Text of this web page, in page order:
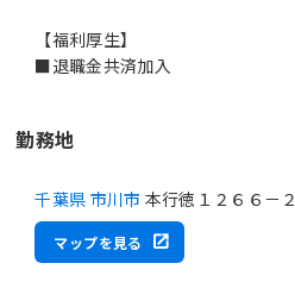
【福利厚生】
勤務地
千葉県 市川市 本行徳１２６６－２
マップを見る